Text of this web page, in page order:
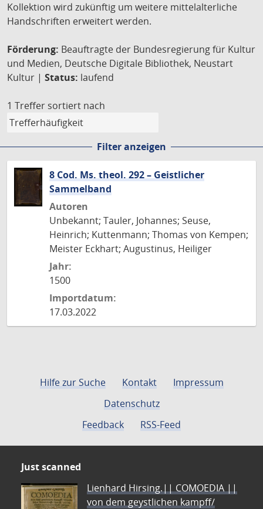
Kollektion wird zukünftig um weitere mittelalterliche
Handschriften erweitert werden.
Förderung: Beauftragte der Bundesregierung für Kultur
und Medien, Deutsche Digitale Bibliothek, Neustart
Kultur | Status: laufend
1 Treffer sortiert nach
Filter anzeigen
8 Cod. Ms. theol. 292 – Geistlicher
Sammelband
Autoren
Unbekannt; Tauler, Johannes; Seuse,
Heinrich; Kuttenmann; Thomas von Kempen;
Meister Eckhart; Augustinus, Heiliger
Jahr:
1500
Importdatum:
17.03.2022
Hilfe zur Suche Kontakt
Impressum
Datenschutz
Feedback
RSS-Feed
Just scanned
Lienhard Hirsing.|| COMOEDIA ||
von dem geystlichen kampff/